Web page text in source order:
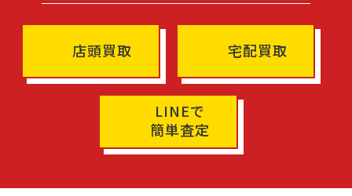
店頭買取 宅配買取
LINEで
簡単査定